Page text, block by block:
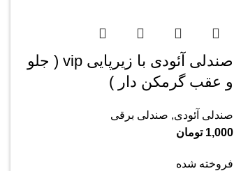
صندلی آئودی با زیرپایی vip ( جلو
و عقب گرمکن دار )
صندلی آئودی, صندلی برقی
1,000 تومان
فروخته شده